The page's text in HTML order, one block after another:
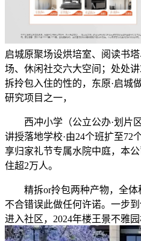
启城原聚场设烘培室、阅读书
场、休闲社交六大空间；处处
拆拎包入住的性的，东原·启城
研究项目之一，
西冲小学（公立公办·划片区
讲授落地学校·由24个班扩至72
享归家礼节专属水院中庭，本
住超2万人。
精拆or拎包两种产物，全体
不合错误此做任何许诺。一步
进入社区，2024年楼王景不雅园